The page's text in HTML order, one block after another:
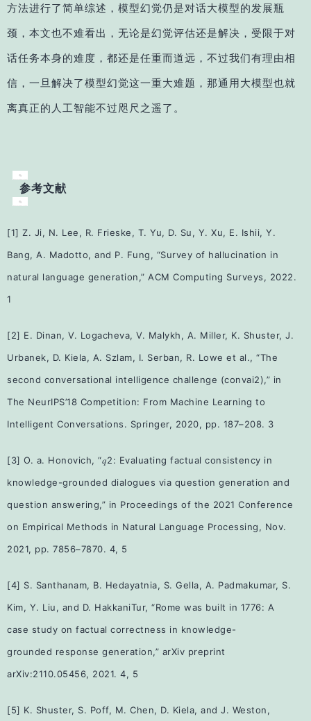
方法进行了简单综述，模型幻觉仍是对话大模型的发展瓶
颈，本文也不难看出，无论是幻觉评估还是解决，受限于对
话任务本身的难度，都还是任重而道远，不过我们有理由相
信，一旦解决了模型幻觉这一重大难题，那通用大模型也就
离真正的人工智能不过咫尺之遥了。
参考文献
[1] Z. Ji, N. Lee, R. Frieske, T. Yu, D. Su, Y. Xu, E. Ishii, Y.
Bang, A. Madotto, and P. Fung, “Survey of hallucination in
natural language generation,” ACM Computing Surveys, 2022.
1
[2] E. Dinan, V. Logacheva, V. Malykh, A. Miller, K. Shuster, J.
Urbanek, D. Kiela, A. Szlam, I. Serban, R. Lowe et al., “The
second conversational intelligence challenge (convai2),” in
The NeurIPS’18 Competition: From Machine Learning to
Intelligent Conversations. Springer, 2020, pp. 187–208. 3
[3] O. a. Honovich, “𝑞2: Evaluating factual consistency in
knowledge-grounded dialogues via question generation and
question answering,” in Proceedings of the 2021 Conference
on Empirical Methods in Natural Language Processing, Nov.
2021, pp. 7856–7870. 4, 5
[4] S. Santhanam, B. Hedayatnia, S. Gella, A. Padmakumar, S.
Kim, Y. Liu, and D. HakkaniTur, “Rome was built in 1776: A
case study on factual correctness in knowledge-
grounded response generation,” arXiv preprint
arXiv:2110.05456, 2021. 4, 5
[5] K. Shuster, S. Poff, M. Chen, D. Kiela, and J. Weston,